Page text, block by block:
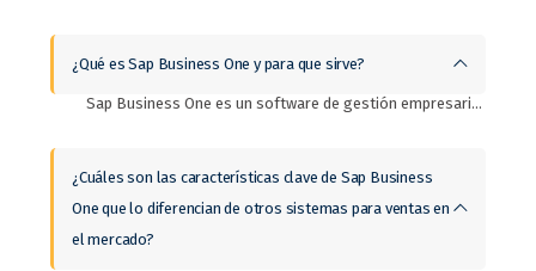
¿Qué es Sap Business One y para que sirve?
Sap Business One es un software de gestión empresarial (ERP) para Pymes (pequeñas y medianas empresas). Este sistema integra todas las operaciones de tu empresa en tiempo real y sirve para optimizar los procesos tanto financieros, comerciales y de fabricación en uno solo si es posible.
¿Cuáles son las características clave de Sap Business
One que lo diferencian de otros sistemas para ventas en
el mercado?